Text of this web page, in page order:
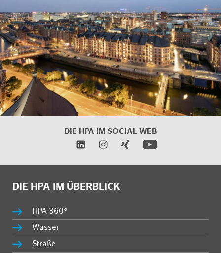
DIE HPA IM SOCIAL WEB
DIE HPA IM ÜBERBLICK
HPA 360°
Wasser
Straße